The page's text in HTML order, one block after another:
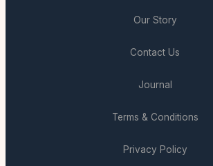
Our Story
Contact Us
Journal
Terms & Conditions
Privacy Policy